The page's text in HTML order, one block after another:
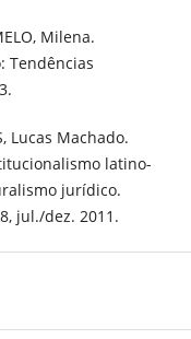
Milena.
Tendências
Lucas Machado.
latino-
jurídico.
jul./dez. 2011.